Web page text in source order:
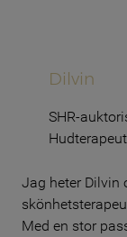
Dilvin
SHR-
Jag heter Dilvin
Med en stor